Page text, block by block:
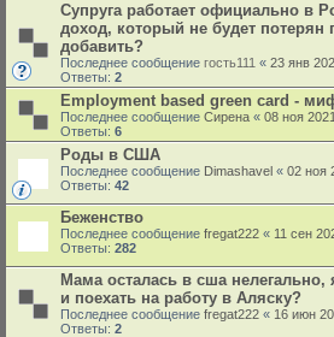
Cупруга работает официально в
доход, который не будет
добавить?
Последнее сообщение гость111 « 23 янв
Ответы: 2
Employment based green card -
Последнее сообщение Сирена « 08 ноя
Ответы: 6
Роды в США
Последнее сообщение Dimashavel « 02 ноя
Ответы: 42
Беженство
Последнее сообщение fregat222 « 11 сен
Ответы: 282
Мама осталась в сша нелегально,
и поехать на работу в Аляску?
Последнее сообщение fregat222 « 16 июн
Ответы: 2